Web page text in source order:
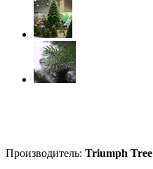
Производитель: Triumph Tree